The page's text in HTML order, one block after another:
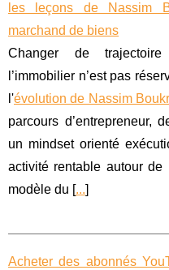
les leçons de Nassim
marchand de biens
Changer de
l’immobilier n’est pas
l'évolution de Nassim
parcours d’entrepreneur,
un mindset orienté
activité rentable autour de
modèle du [...]
Acheter des abonnés